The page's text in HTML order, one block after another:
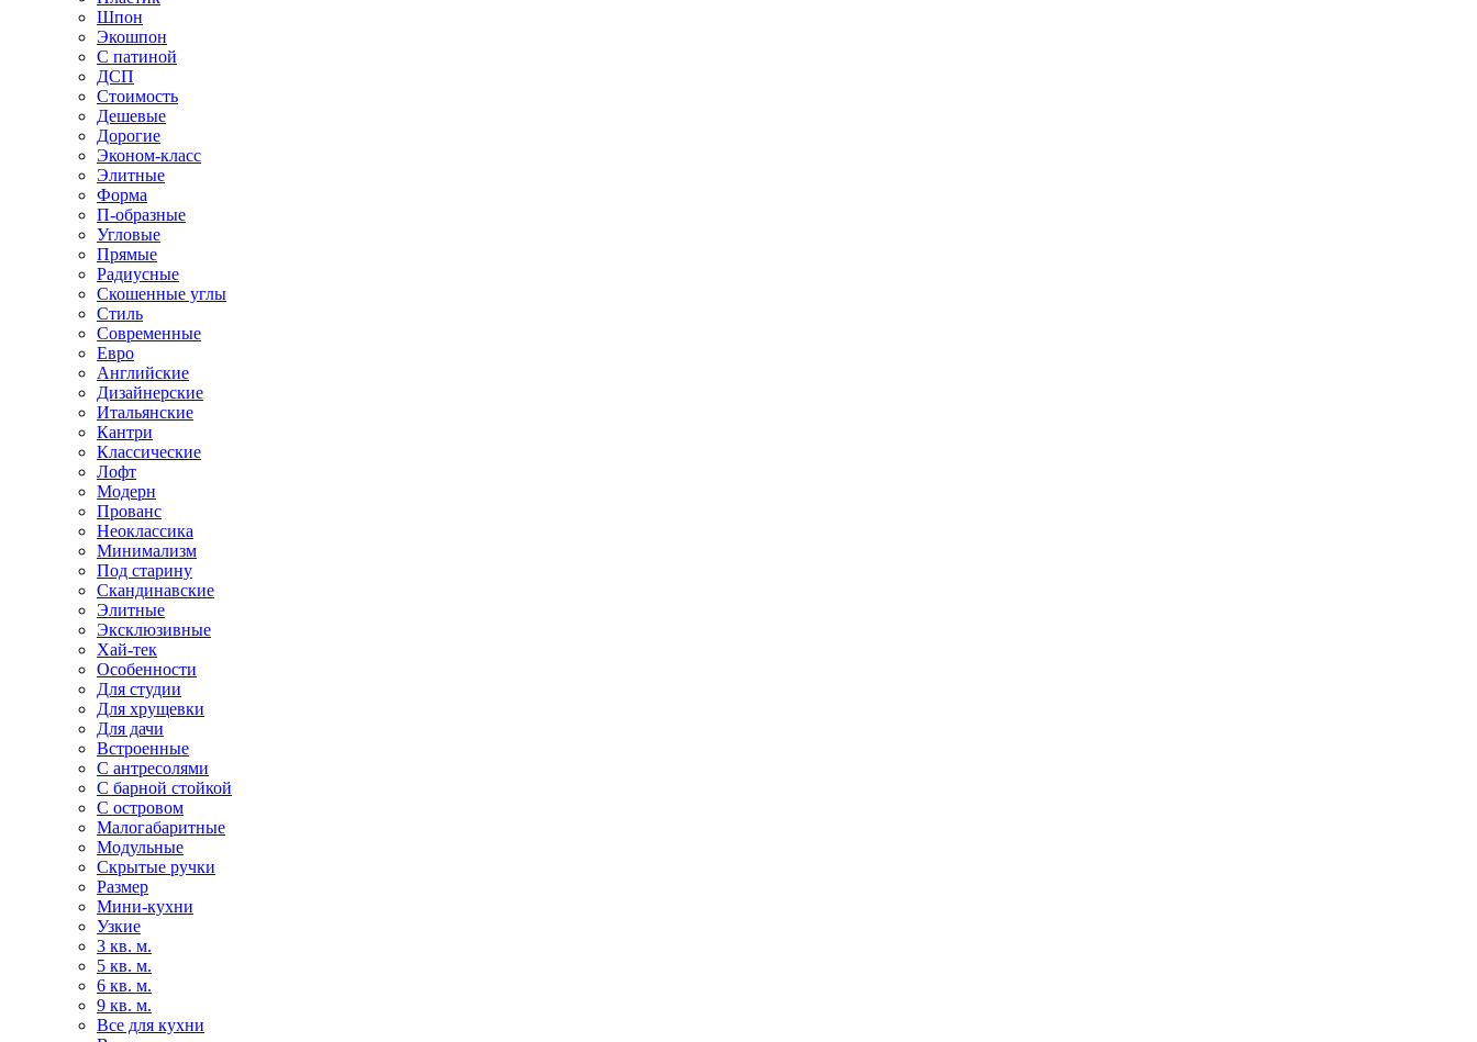
Шпон
Экошпон
С патиной
ДСП
Стоимость
Дешевые
Дорогие
Эконом-класс
Элитные
Форма
П-образные
Угловые
Прямые
Радиусные
Скошенные углы
Стиль
Современные
Евро
Английские
Дизайнерские
Итальянские
Кантри
Классические
Лофт
Модерн
Прованс
Неоклассика
Минимализм
Под старину
Скандинавские
Элитные
Эксклюзивные
Хай-тек
Особенности
Для студии
Для хрущевки
Для дачи
Встроенные
С антресолями
С барной стойкой
С островом
Малогабаритные
Модульные
Скрытые ручки
Размер
Мини-кухни
Узкие
3 кв. м.
5 кв. м.
6 кв. м.
9 кв. м.
Все для кухни